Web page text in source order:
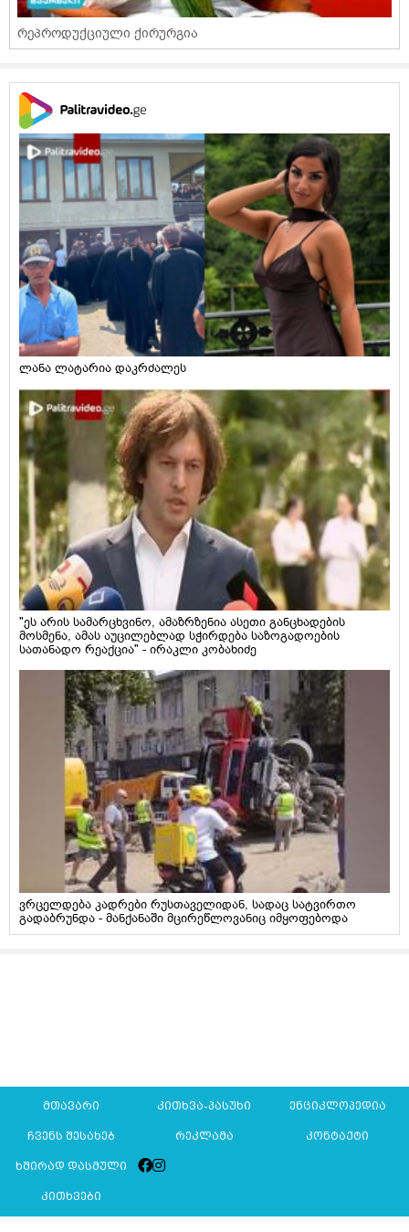
რეპროდუქციული ქირურგია
ლანა ლატარია დაკრძალეს
"ეს არის სამარცხვინო, ამაზრზენია ასეთი განცხადების
მოსმენა, ამას აუცილებლად სჭირდება საზოგადოების
სათანადო რეაქცია" - ირაკლი კობახიძე
ვრცელდება კადრები რუსთაველიდან, სადაც სატვირთო
გადაბრუნდა - მანქანაში მცირეწლოვანიც იმყოფებოდა
მთავარი კითხვა-პასუხი ენციკლოპედია
ჩვენს შესახებ რეკლამა კონტაქტი
ხშირად დასმული
კითხვები